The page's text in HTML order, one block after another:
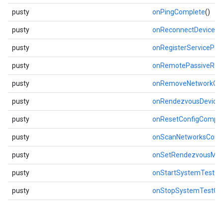
pusty onPingComplete()
pusty
pusty
pusty
pusty
pusty
pusty
pusty
pusty
pusty
pusty